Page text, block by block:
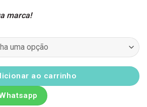
marca!
ao carrinho